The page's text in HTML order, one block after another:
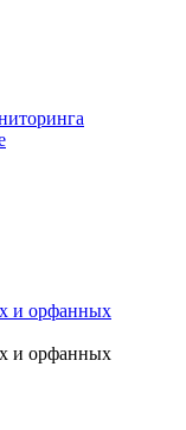
и орфанных
и орфанных